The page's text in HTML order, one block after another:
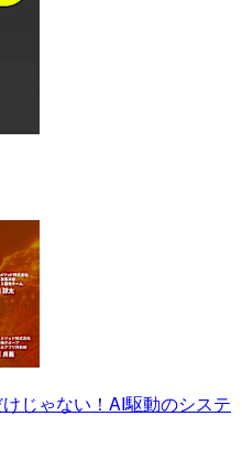
じゃない！AI駆動のシステ